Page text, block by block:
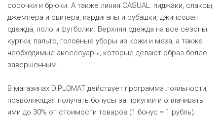
сорочки и брюки. А также линия CASUAL: пиджаки, слаксы,
джемпера и свитера, кардиганы и рубашки, джинсовая
одежда, поло и футболки. Верхняя одежда на все сезоны:
куртки, пальто, головные уборы из кожи и меха, а также
необходимые аксессуары, которые делают образ более
завершенным.
В магазинах DIPLOMAT действует программа лояльности,
позволяющая получать бонусы за покупки и оплачивать
ими до 30% от стоимости товаров (1 бонус = 1 рубль).